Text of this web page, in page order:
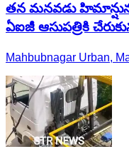
తన మనవడు
ఏఐజీ ఆసుపత్రికి
Mahbubnagar Urban,